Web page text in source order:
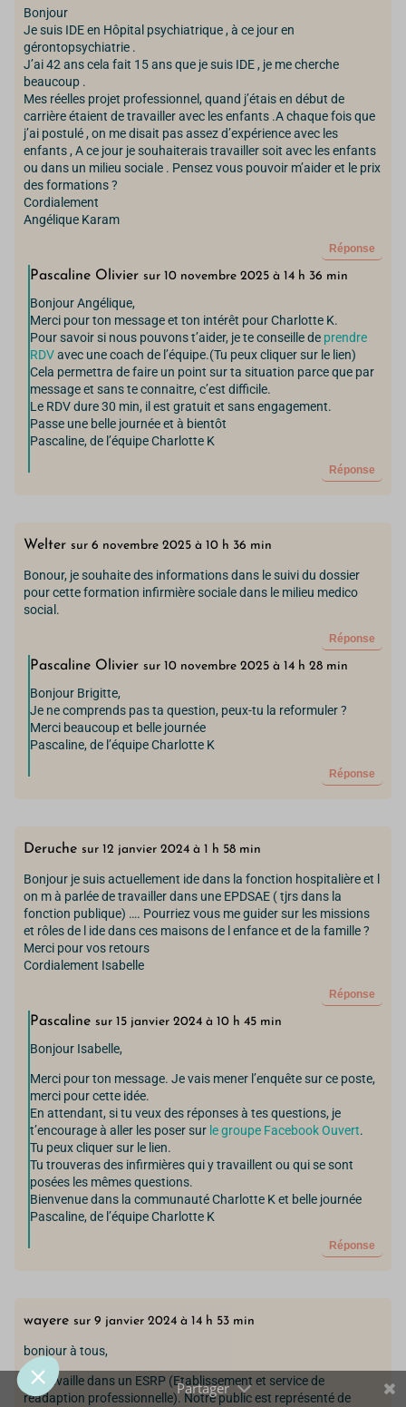
Prendre soin de toi,
même avec les cookies
🍪
Quelques cookies nous aident à améliorer le site, à mesurer son
utilisation et à te proposer des contenus qui répondent vraiment aux
besoins des IDE.
Lire la politique de confidentialité
Consentements certifiés par
Tout refuser Je personnalise Tout accepter 🍪
Bonjour
Je suis IDE en Hôpital psychiatrique , à ce jour en
gérontopsychiatrie .
J’ai 42 ans cela fait 15 ans que je suis IDE , je me cherche
beaucoup .
Mes réelles projet professionnel, quand j’étais en début de
carrière étaient de travailler avec les enfants .A chaque fois que
j’ai postulé , on me disait pas assez d’expérience avec les
enfants , A ce jour je souhaiterais travailler soit avec les enfants
ou dans un milieu sociale . Pensez vous pouvoir m’aider et le prix
des formations ?
Cordialement
Angélique Karam
Réponse
Pascaline Olivier sur 10 novembre 2025 à 14 h 36 min
Bonjour Angélique,
Merci pour ton message et ton intérêt pour Charlotte K.
Pour savoir si nous pouvons t’aider, je te conseille de prendre
RDVavec une coach de l’équipe.(Tu peux cliquer sur le lien)
Cela permettra de faire un point sur ta situation parce que par
message et sans te connaitre, c’est difficile.
Le RDV dure 30 min, il est gratuit et sans engagement.
Passe une belle journée et à bientôt
Pascaline, de l’équipe Charlotte K
Réponse
Welter sur 6 novembre 2025 à 10 h 36 min
Bonour, je souhaite des informations dans le suivi du dossier
pour cette formation infirmière sociale dans le milieu medico
social.
Réponse
Pascaline Olivier sur 10 novembre 2025 à 14 h 28 min
Bonjour Brigitte,
Je ne comprends pas ta question, peux-tu la reformuler ?
Merci beaucoup et belle journée
Pascaline, de l’équipe Charlotte K
Réponse
Deruche sur 12 janvier 2024 à 1 h 58 min
Bonjour je suis actuellement ide dans la fonction hospitalière et l
on m à parlée de travailler dans une EPDSAE ( tjrs dans la
fonction publique) …. Pourriez vous me guider sur les missions
et rôles de l ide dans ces maisons de l enfance et de la famille ?
Merci pour vos retours
Cordialement Isabelle
Réponse
Pascaline sur 15 janvier 2024 à 10 h 45 min
Bonjour Isabelle,
Merci pour ton message. Je vais mener l’enquête sur ce poste,
merci pour cette idée.
En attendant, si tu veux des réponses à tes questions, je
t’encourage à aller les poser sur le groupe Facebook Ouvert.
Tu peux cliquer sur le lien.
Tu trouveras des infirmières qui y travaillent ou qui se sont
posées les mêmes questions.
Bienvenue dans la communauté Charlotte K et belle journée
Pascaline, de l’équipe Charlotte K
Réponse
wayere sur 9 janvier 2024 à 14 h 53 min
bonjour à tous,
Je travaille dans un ESRP (Etablissement et service de
réadaption professionnelle). Notre public est représenté de